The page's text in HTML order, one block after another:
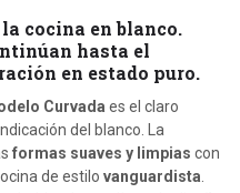
cocina en blanco.
hasta el
en estado puro.
Curvada es el claro
del blanco. La
formas suaves y limpias con
de estilo vanguardista